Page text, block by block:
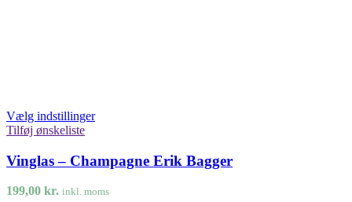
Vælg indstillinger
Tilføj ønskeliste
Vinglas – Champagne Erik Bagger
199,00 kr. inkl. moms